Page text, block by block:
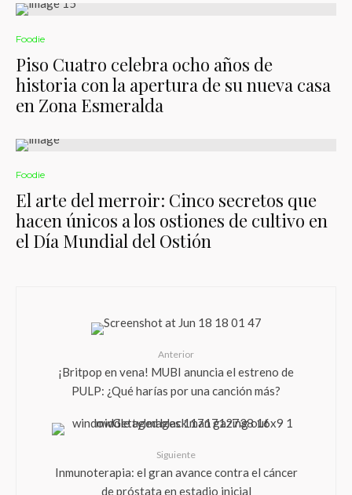
Foodie
Piso Cuatro celebra ocho años de
historia con la apertura de su nueva casa
en Zona Esmeralda
Foodie
El arte del merroir: Cinco secretos que
hacen únicos a los ostiones de cultivo en
el Día Mundial del Ostión
Anterior
¡Britpop en vena! MUBI anuncia el estreno de
PULP: ¿Qué harías por una canción más?
Siguiente
Inmunoterapia: el gran avance contra el cáncer
de próstata en estadio inicial